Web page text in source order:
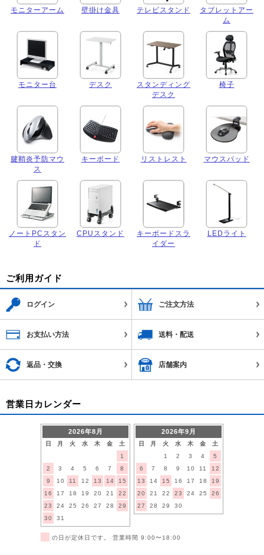
モニターアーム 壁掛け金具 テレビスタンド
タブレットアー
ム
モニター台 デスク
スタンディング
デスク
椅子
腱鞘炎予防マウ
ス
キーボード リストレスト マウスパッド
ノートPCスタン
ド
CPUスタンド
キーボードスラ
イダー
LEDライト
ご利用ガイド
ログイン ご注文方法
お支払い方法 送料・配送
返品・交換 店舗案内
営業日カレンダー
2026年8月
日 月 火 水 木 金
土
1
2
3 4 5 6 7
8
9
10 11 12 13 14
15
16
17 18 19 20 21
22
23
24 25 26 27 28
29
30
31
2026年9月
日 月 火 水 木 金
土
1
2 3 4
5
6
7 8 9 10 11
12
13
14 15 16 17 18
19
20
21 22 23 24 25
26
27
28 29 30
の日が定休日です。 営業時間 9:00〜18:00